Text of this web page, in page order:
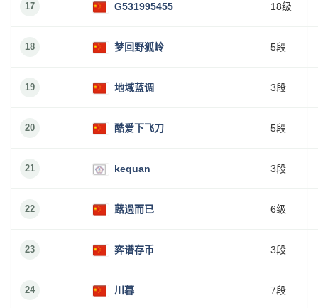
17 G531995455 18级
18 梦回野狐岭 5段
19 地域蓝调 3段
20 酷爱下飞刀 5段
21 kequan 3段
22 蕗過而已 6级
23 弈谱存币 3段
24 川暮 7段